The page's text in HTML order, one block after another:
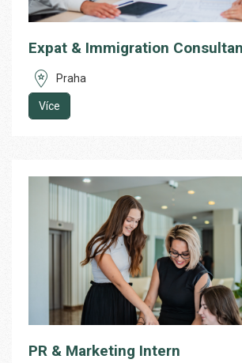
Expat & Immigration
Praha
Více
PR & Marketing Intern